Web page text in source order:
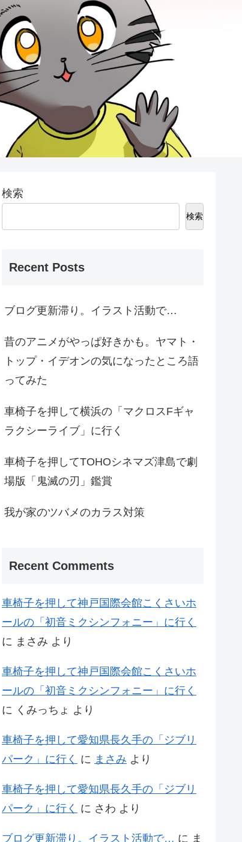
検索
検索
Recent Posts
ブログ更新滞り。イラスト活動で…
昔のアニメがやっぱ好きかも。ヤマト・
トップ・イデオンの気になったところ語
ってみた
車椅子を押して横浜の「マクロスFギャ
ラクシーライブ」に行く
車椅子を押してTOHOシネマズ津島で劇
場版「鬼滅の刃」鑑賞
我が家のツバメのカラス対策
Recent Comments
車椅子を押して神戸国際会館こくさいホ
ールの「初音ミクシンフォニー」に行く
に まさみ より
車椅子を押して神戸国際会館こくさいホ
ールの「初音ミクシンフォニー」に行く
に くみっちょ より
車椅子を押して愛知県長久手の「ジブリ
パーク」に行く に まさみ より
車椅子を押して愛知県長久手の「ジブリ
パーク」に行く に さわ より
ブログ更新滞り。イラスト活動で… に ま